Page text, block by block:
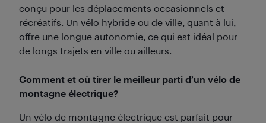
conçu pour les déplacements occasionnels et
récréatifs. Un vélo hybride ou de ville, quant à lui,
offre une longue autonomie, ce qui est idéal pour
de longs trajets en ville ou ailleurs.
Comment et où tirer le meilleur parti d’un vélo de
montagne électrique?
Un vélo de montagne électrique est parfait pour